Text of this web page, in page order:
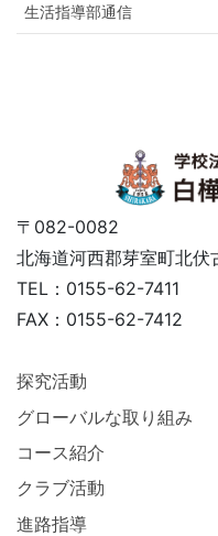
生活指導部通信
〒082-0082
北海道河西郡芽室町北伏
TEL：0155-62-7411
FAX：0155-62-7412
探究活動
グローバルな取り組み
コース紹介
クラブ活動
進路指導